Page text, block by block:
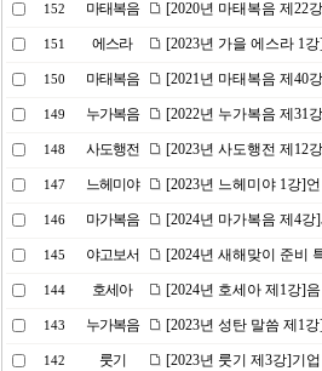
152 마태복음 [2020년 마태복음 제22
151 에스라 [2023년 가을 에스라 1
150 마태복음 [2021년 마태복음 제40
149 누가복음 [2022년 누가복음 제31
148 사도행전 [2023년 사도행전 제12
147 느헤미야 [2023년 느헤미야 1강]
146 마가복음 [2024년 마가복음 제4
145 야고보서 [2024년 새해맞이 준비
144 호세아 [2024년 호세아 제1강]
143 누가복음 [2023년 성탄 말씀 제1
142 룻기 [2023년 룻기 제3강]기